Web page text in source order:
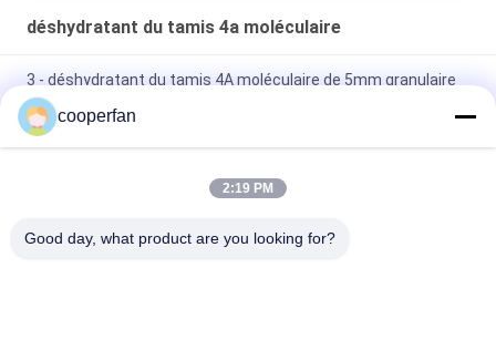
déshydratant du tamis 4a moléculaire
3 - déshydratant du tamis 4A moléculaire de 5mm granulaire
avec la haute résistance d'écrasement
Stockage sec du tamis 4A d'adsorption et aéré granulaire
moléculaire d'utilisation industrielle
cooperfan
2:19 PM
Good day, what product are you looking for?